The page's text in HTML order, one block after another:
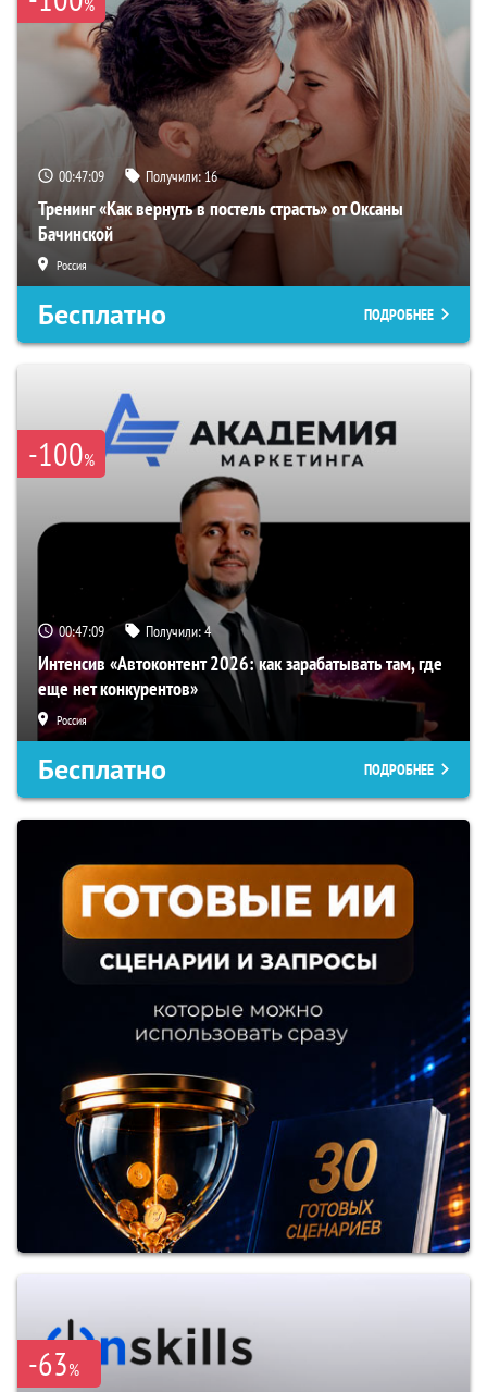
%
00:47:08 Получили:16
Тренинг «Как вернуть в постель страсть» от Оксаны
Бачинской
Россия
Бесплатно ПОДРОБНЕЕ
-100%
00:47:08 Получили:4
Интенсив «Автоконтент 2026: как зарабатывать там, где
еще нет конкурентов»
Россия
Бесплатно ПОДРОБНЕЕ
-63%